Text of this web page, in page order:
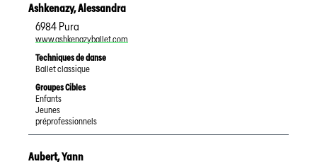
Ashkenazy,Alessandra
6984 Pura
www.ashkenazyballet.com
Techniques de danse
Ballet classique
Groupes Cibles
Enfants
Jeunes
préprofessionnels
Aubert,Yann